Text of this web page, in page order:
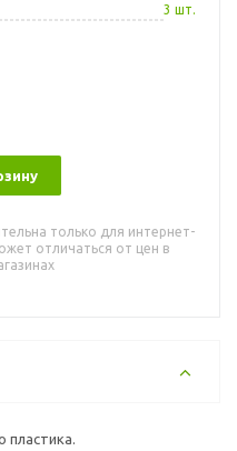
3 шт.
только для интернет-
отличаться от цен в
пластика.